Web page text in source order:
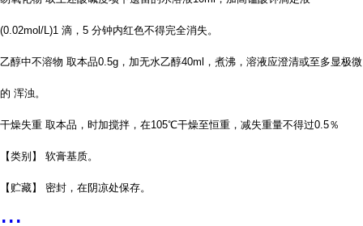
(0.02mol/L)1 滴，5 分钟内红色不得完全消失。
乙醇中不溶物 取本品0.5g，加无水乙醇40ml，煮沸，溶液应澄清或至多显极微
的 浑浊。
干燥失重 取本品，时加搅拌，在105℃干燥至恒重，减失重量不得过0.5％
【类别】 软膏基质。
【贮藏】 密封，在阴凉处保存。
...